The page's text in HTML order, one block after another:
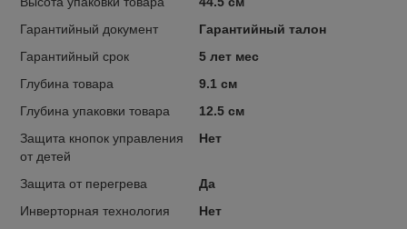
Гарантийный документ
Гарантийный талон
Гарантийный срок
5 лет мес
Глубина товара
9.1 см
Глубина упаковки товара
12.5 см
Защита кнопок управления
от детей
Нет
Защита от перегрева
Да
Инверторная технология
Нет